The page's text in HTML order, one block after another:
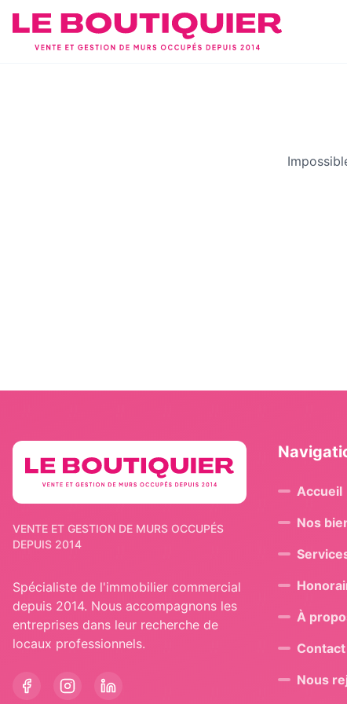
VENTE ET GESTION DE MURS OCCUPÉS
DEPUIS 2014
Spécialiste de l'immobilier commercial
depuis 2014. Nous accompagnons les
entreprises dans leur recherche de
locaux professionnels.
Accueil
Nos
À
Contact
Nous